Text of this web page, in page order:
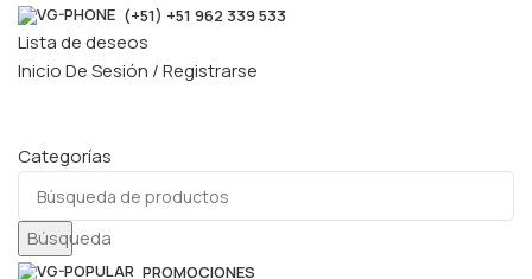
(+51) +51 962 339 533
Lista de deseos
Inicio De Sesión / Registrarse
Categorías
Búsqueda
PROMOCIONES